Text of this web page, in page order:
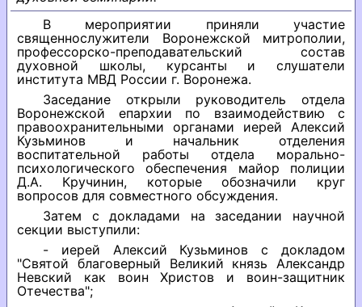
В мероприятии приняли участие
священнослужители Воронежской митрополии,
профессорско-преподавательский состав
духовной школы, курсанты и слушатели
института МВД России г. Воронежа.
Заседание открыли руководитель отдела
Воронежской епархии по взаимодействию с
правоохранительными органами иерей Алексий
Кузьминов и начальник отделения
воспитательной работы отдела морально-
психологического обеспечения майор полиции
Д.А. Кручинин, которые обозначили круг
вопросов для совместного обсуждения.
Затем с докладами на заседании научной
секции выступили:
- иерей Алексий Кузьминов с докладом
"Святой благоверный Великий князь Александр
Невский как воин Христов и воин-защитник
Отечества";